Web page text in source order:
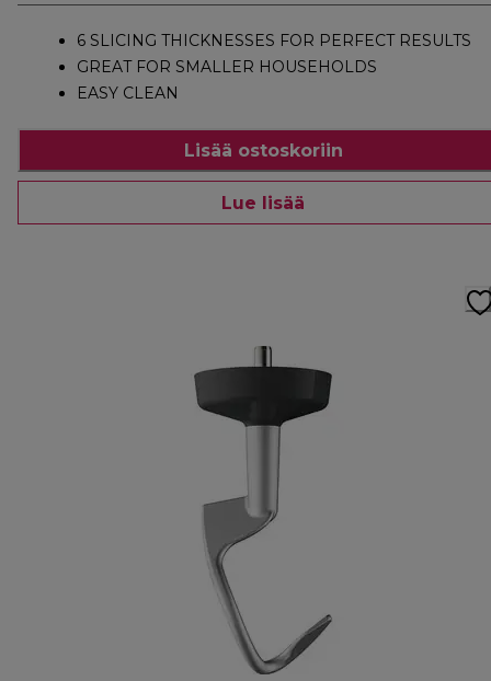
6 SLICING THICKNESSES FOR PERFECT RESULTS
GREAT FOR SMALLER HOUSEHOLDS
EASY CLEAN
Lisää ostoskoriin
Lue lisää